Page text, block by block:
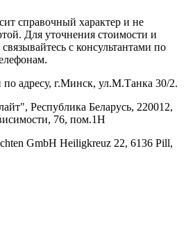
справочный характер и не
Для уточнения стоимости и
с консультантами по
адресу, г.Минск, ул.М.Танка 30/2.
Республика Беларусь, 220012,
76, пом.1Н
GmbH Heiligkreuz 22, 6136 Pill,